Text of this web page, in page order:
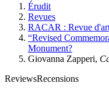
Érudit
Revues
RACAR : Revue
“Revised
Monument?
Giovanna Zapperi,
ReviewsRecensions